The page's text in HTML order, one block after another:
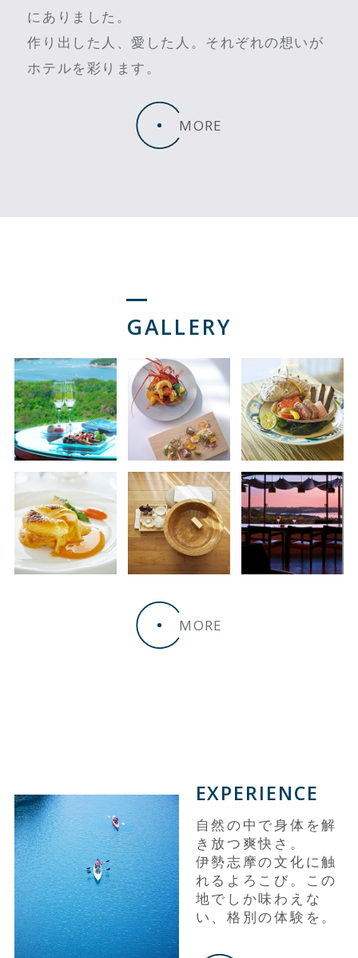
にありました。
作り出した人、愛した人。それぞれの想いが
ホテルを彩ります。
MORE
GALLERY
MORE
EXPERIENCE
自然の中で身体を解
き放つ爽快さ。
伊勢志摩の文化に触
れるよろこび。この
地でしか味わえな
い、格別の体験を。